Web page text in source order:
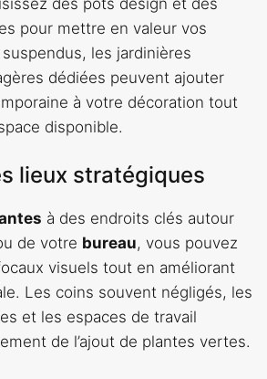
pour mettre en valeur vos
les jardinières
dédiées peuvent ajouter
à votre décoration tout
disponible.
lieux stratégiques
à des endroits clés autour
de votre bureau, vous pouvez
visuels tout en améliorant
Les coins souvent négligés, les
et les espaces de travail
de l’ajout de plantes vertes.